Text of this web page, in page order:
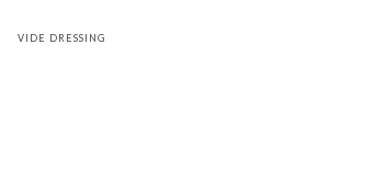
VIDE DRESSING